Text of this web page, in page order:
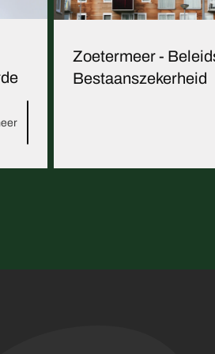
Zoetermeer -
Bestaanszekerheid